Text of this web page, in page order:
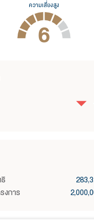
ความเสี่ยงสูง
6
งการ